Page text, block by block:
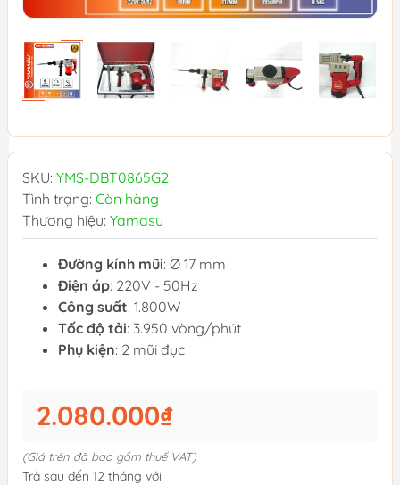
SKU: YMS-DBT0865G2
Tình trạng: Còn hàng
Thương hiệu: Yamasu
Đường kính mũi: Ø 17 mm
Điện áp: 220V - 50Hz
Công suất: 1.800W
Tốc độ tải: 3.950 vòng/phút
Phụ kiện: 2 mũi đục
2.080.000₫
(Giá trên đã bao gồm thuế VAT)
Trả sau đến 12 tháng với